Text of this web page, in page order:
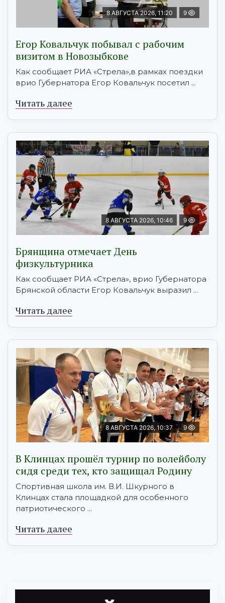
8 АВГУСТА 2026, 11:20 9
Егор Ковальчук побывал с рабочим
визитом в Новозыбкове
Как сообщает РИА «Стрела»,в рамках поездки
врио Губернатора Егор Ковальчук посетил ...
Читать далее
8 АВГУСТА 2026, 10:46 9
Брянщина отмечает День
физкультурника
Как сообщает РИА «Стрела», врио Губернатора
Брянской области Егор Ковальчук выразил ...
Читать далее
8 АВГУСТА 2026, 10:37 9
В Клинцах прошёл турнир по волейболу
сидя среди тех, кто защищал Родину
Спортивная школа им. В.И. Шкурного в
Клинцах стала площадкой для особенного
патриотического ...
Читать далее